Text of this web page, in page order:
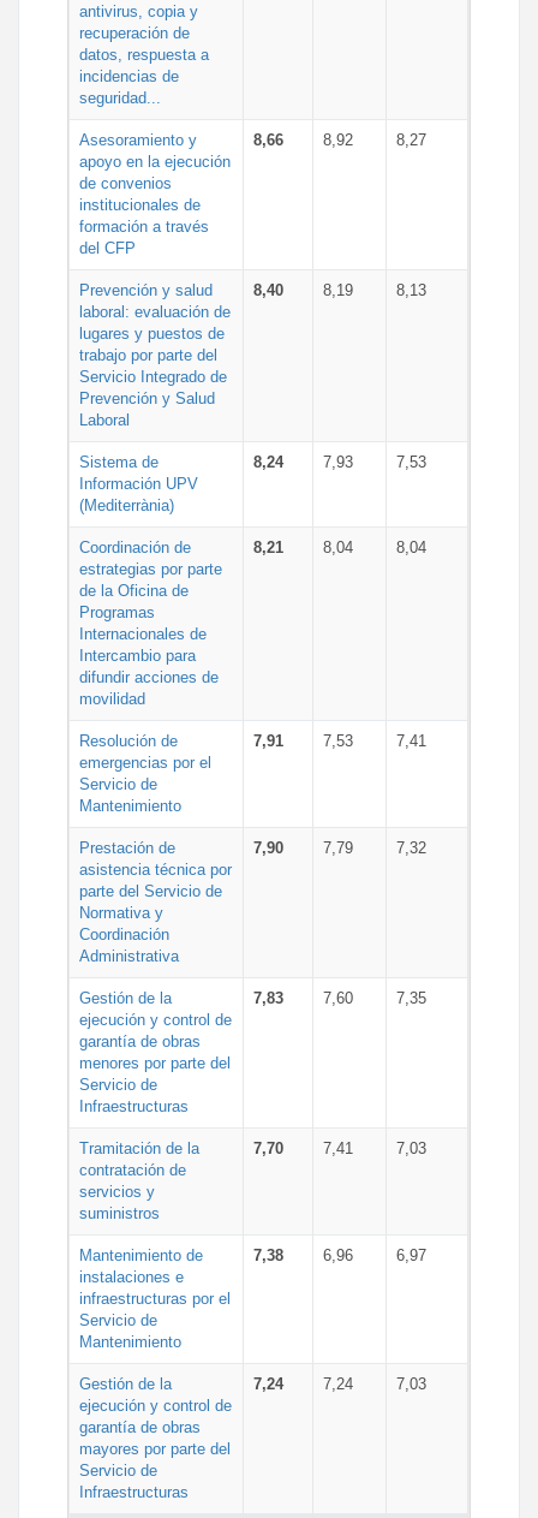
antivirus, copia y
recuperación de
datos, respuesta a
incidencias de
seguridad...
Asesoramiento y
apoyo en la ejecución
de convenios
institucionales de
formación a través
del CFP
8,66 8,92 8,27
Prevención y salud
laboral: evaluación de
lugares y puestos de
trabajo por parte del
Servicio Integrado de
Prevención y Salud
Laboral
8,40 8,19 8,13
Sistema de
Información UPV
(Mediterrània)
8,24 7,93 7,53
Coordinación de
estrategias por parte
de la Oficina de
Programas
Internacionales de
Intercambio para
difundir acciones de
movilidad
8,21 8,04 8,04
Resolución de
emergencias por el
Servicio de
Mantenimiento
7,91 7,53 7,41
Prestación de
asistencia técnica por
parte del Servicio de
Normativa y
Coordinación
Administrativa
7,90 7,79 7,32
Gestión de la
ejecución y control de
garantía de obras
menores por parte del
Servicio de
Infraestructuras
7,83 7,60 7,35
Tramitación de la
contratación de
servicios y
suministros
7,70 7,41 7,03
Mantenimiento de
instalaciones e
infraestructuras por el
Servicio de
Mantenimiento
7,38 6,96 6,97
Gestión de la
ejecución y control de
garantía de obras
mayores por parte del
Servicio de
Infraestructuras
7,24 7,24 7,03